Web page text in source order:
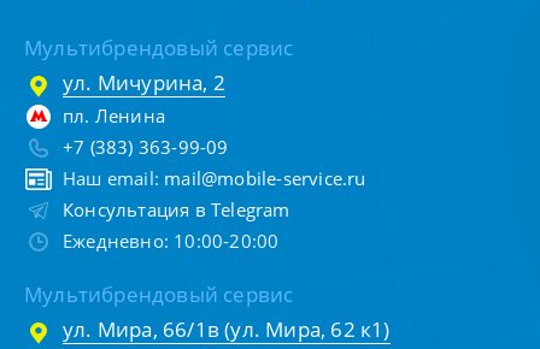
Мультибрендовый сервис
ул. Мичурина, 2
пл. Ленина
+7 (383) 363-99-09
Наш email: mail@mobile-service.ru
Консультация в Telegram
Ежедневно: 10:00-20:00
Мультибрендовый сервис
ул. Мира, 66/1в (ул. Мира, 62 к1)